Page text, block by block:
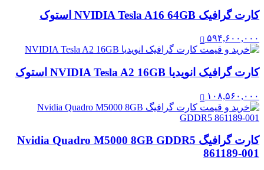
کارت گرافیک NVIDIA Tesla A16 64GB استوک
۵۹۴,۶۰۰,۰۰۰
کارت گرافیک انویدیا NVIDIA Tesla A2 16GB استوک
۱۰۸,۵۶۰,۰۰۰
کارت گرافیگ Nvidia Quadro M5000 8GB GDDR5
861189-001